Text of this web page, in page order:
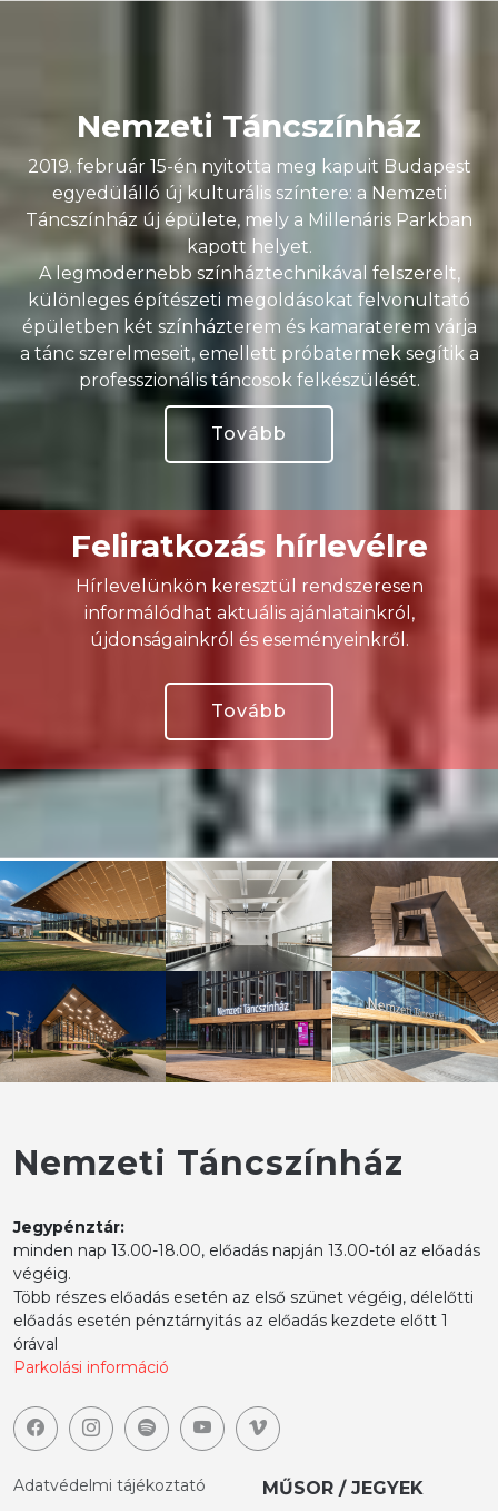
Nemzeti Táncszínház
2019. február 15-én nyitotta meg kapuit Budapest
egyedülálló új kulturális színtere: a Nemzeti
Táncszínház új épülete, mely a Millenáris Parkban
kapott helyet.
A legmodernebb színháztechnikával felszerelt,
különleges építészeti megoldásokat felvonultató
épületben két színházterem és kamaraterem várja
a tánc szerelmeseit, emellett próbatermek segítik a
professzionális táncosok felkészülését.
Tovább
Feliratkozás hírlevélre
Hírlevelünkön keresztül rendszeresen
informálódhat aktuális ajánlatainkról,
újdonságainkról és eseményeinkről.
Tovább
Nemzeti Táncszínház
Jegypénztár:
minden nap 13.00-18.00, előadás napján 13.00-tól az előadás
végéig.
Több részes előadás esetén az első szünet végéig, délelőtti
előadás esetén pénztárnyitás az előadás kezdete előtt 1
órával
Parkolási információ
Adatvédelmi tájékoztató
MŰSOR / JEGYEK